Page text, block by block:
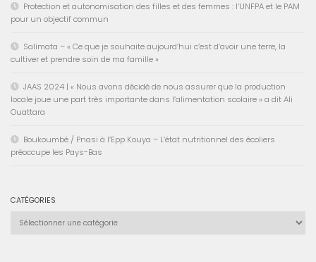
Protection et autonomisation des filles et des femmes : l’UNFPA et le PAM
pour un objectif commun
Salimata – « Ce que je souhaite aujourd’hui c’est d’avoir une terre, la
cultiver et prendre soin de ma famille »
JAAS 2024 | « Nous avons décidé de nous assurer que la production
locale joue une part très importante dans l’alimentation scolaire » a dit Ali
Ouattara
Boukoumbé / Pnasi à l’Epp Kouya – L’état nutritionnel des écoliers
préoccupe les Pays-Bas
CATÉGORIES
Catégories